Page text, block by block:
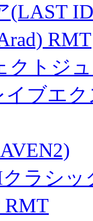
(LAST
RMT
クトジ
イブエ
ラシ
RMT